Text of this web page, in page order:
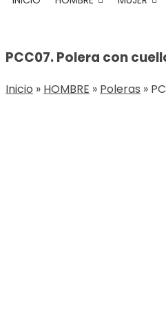
content
PCC07. Polera con
Inicio » HOMBRE » Poleras »